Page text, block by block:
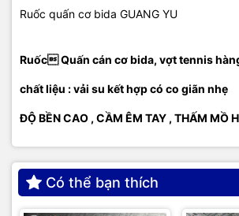
Ruốc quấn cơ bida GUANG YU
Ruốc Quấn cán cơ bida, vợt tennis
chất liệu : vải su kết hợp có co giãn nhẹ
ĐỘ BỀN CAO , CẦM ÊM TAY , THẤM MỒ
Có thể bạn thích